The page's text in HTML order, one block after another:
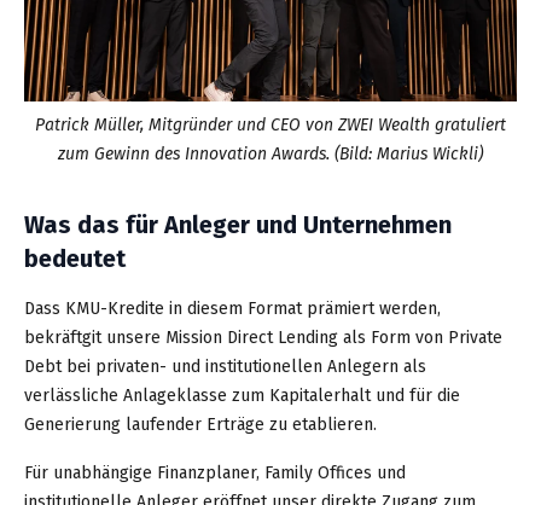
Patrick Müller, Mitgründer und CEO von ZWEI Wealth gratuliert
zum Gewinn des Innovation Awards. (Bild: Marius Wickli)
Was das für Anleger und Unternehmen
bedeutet
Dass KMU-Kredite in diesem Format prämiert werden,
bekräftgit unsere Mission Direct Lending als Form von Private
Debt bei privaten- und institutionellen Anlegern als
verlässliche Anlageklasse zum Kapitalerhalt und für die
Generierung laufender Erträge zu etablieren.
Für unabhängige Finanzplaner, Family Offices und